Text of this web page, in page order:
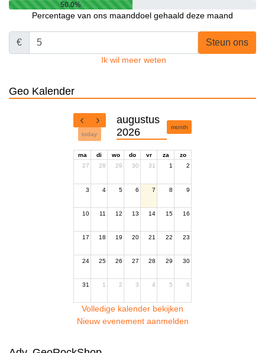
50.0%
Percentage van ons maanddoel gehaald deze maand
€ Steun ons
Ik wil meer weten
Geo Kalender
today
augustus
2026
month
ma di wo do vr za
zo
27
28 29 30 31 1 2
3 4 5 6 7 8 9
10 11 12 13 14 15 16
17 18 19 20 21 22 23
24 25 26 27 28 29 30
31 1 2 3 4 5 6
Volledige kalender bekijken
Nieuw evenement aanmelden